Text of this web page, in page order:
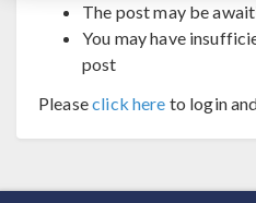
The post may be
You may have
post
Pleaseclick here to login